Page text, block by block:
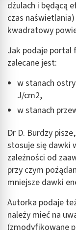
dżulach i będącą
czas
kwadratowy
Jak podaje portal
zalecane jest:
w stanach
J/cm2,
w stanach
Dr D. Burdzy
stosuje się dawki
zależności od
przy czym
mniejsze dawki
Autorka podaje
należy mieć na
(zmodyfikowane
dostęp do nich
Wykorzystywanie
wyboru reklam
Tworzenie profili
reklam
Wykorzystanie
Tworzenie profili
Pomiar
Pomiar
Rozumienie
kombinacji